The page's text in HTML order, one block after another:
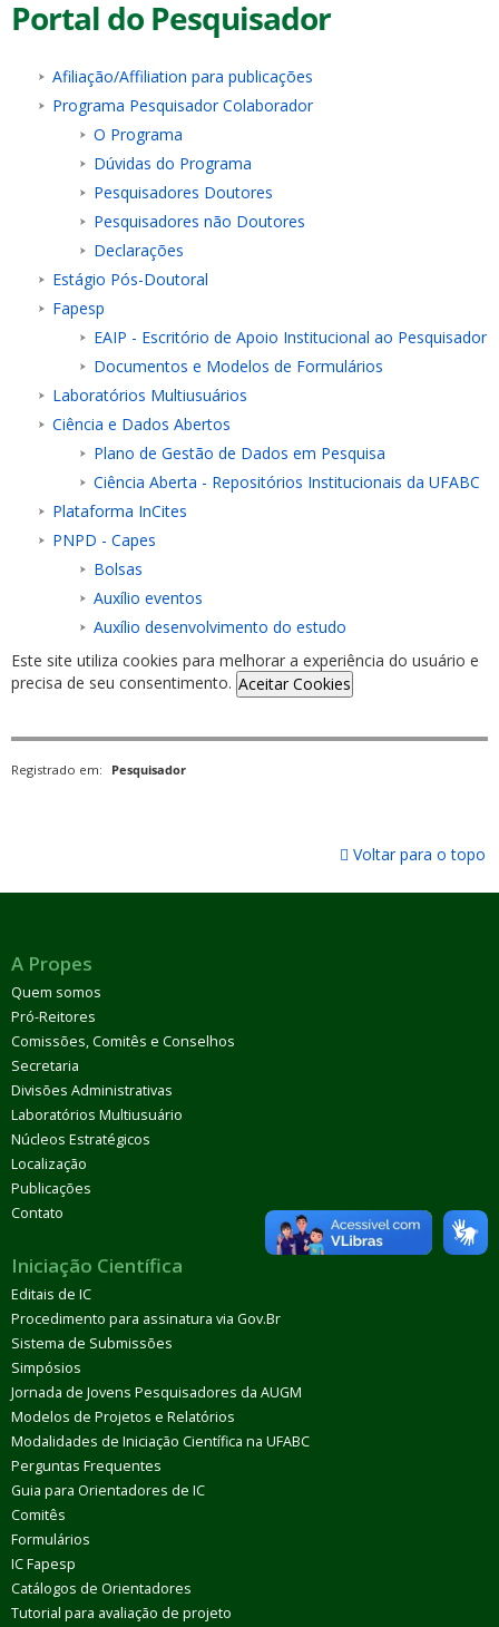
Portal do Pesquisador
Afiliação/Affiliation para publicações
Programa Pesquisador Colaborador
O Programa
Dúvidas do Programa
Pesquisadores Doutores
Pesquisadores não Doutores
Declarações
Estágio Pós-Doutoral
Fapesp
EAIP - Escritório de Apoio Institucional ao Pesquisador
Documentos e Modelos de Formulários
Laboratórios Multiusuários
Ciência e Dados Abertos
Plano de Gestão de Dados em Pesquisa
Ciência Aberta - Repositórios Institucionais da UFABC
Plataforma InCites
PNPD - Capes
Bolsas
Auxílio eventos
Auxílio desenvolvimento do estudo
Este site utiliza cookies para melhorar a experiência do usuário e
precisa de seu consentimento. Aceitar Cookies
Registrado em: Pesquisador
Voltar para o topo
A Propes
Quem somos
Pró-Reitores
Comissões, Comitês e Conselhos
Secretaria
Divisões Administrativas
Laboratórios Multiusuário
Núcleos Estratégicos
Localização
Publicações
Contato
Iniciação Científica
Editais de IC
Procedimento para assinatura via Gov.Br
Sistema de Submissões
Simpósios
Jornada de Jovens Pesquisadores da AUGM
Modelos de Projetos e Relatórios
Modalidades de Iniciação Científica na UFABC
Perguntas Frequentes
Guia para Orientadores de IC
Comitês
Formulários
IC Fapesp
Catálogos de Orientadores
Tutorial para avaliação de projeto